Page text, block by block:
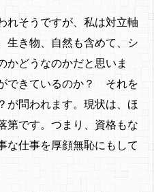
れそうですが、私は対立軸
生き物、自然も含めて、シ
かどうなのかだと思いま
できているのか？ それを
が問われます。現状は、ほ
第です。つまり、資格もな
な仕事を厚顔無恥にもして